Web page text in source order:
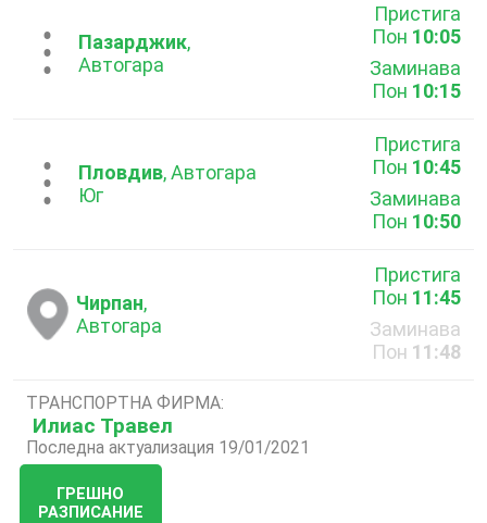
...Пазарджик,
Автогара
Пристига
Пон 10:05
Заминава
Пон 10:15
...Пловдив, Автогара
Юг
Пристига
Пон 10:45
Заминава
Пон 10:50
Чирпан,
Автогара
Пристига
Пон 11:45
Заминава
Пон 11:48
ТРАНСПОРТНА ФИРМА:
Илиас Травел
Последна актуализация 19/01/2021
ГРЕШНО
РАЗПИСАНИЕ